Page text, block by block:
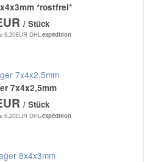
*rostfrei*
/ Stück
6,20EUR DHL-expédition
7x4x2,5mm
/ Stück
6,20EUR DHL-expédition